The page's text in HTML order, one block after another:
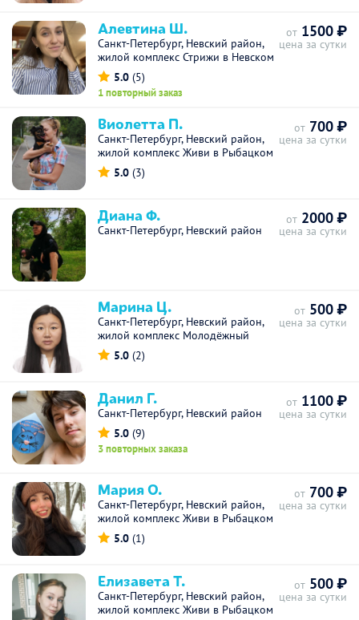
Алевтина Ш.
Санкт-Петербург, Невский район,
жилой комплекс Стрижи в Невском
5.0 (5)
1 повторный заказ
от 1500 ₽
цена за сутки
Виолетта П.
Санкт-Петербург, Невский район,
жилой комплекс Живи в Рыбацком
5.0 (3)
от 700 ₽
цена за сутки
Диана Ф.
Санкт-Петербург, Невский район
от 2000 ₽
цена за сутки
Марина Ц.
Санкт-Петербург, Невский район,
жилой комплекс Молодёжный
5.0 (2)
от 500 ₽
цена за сутки
Данил Г.
Санкт-Петербург, Невский район
5.0 (9)
3 повторных заказа
от 1100 ₽
цена за сутки
Мария О.
Санкт-Петербург, Невский район,
жилой комплекс Живи в Рыбацком
5.0 (1)
от 700 ₽
цена за сутки
Елизавета Т.
Санкт-Петербург, Невский район,
жилой комплекс Живи в Рыбацком
от 500 ₽
цена за сутки